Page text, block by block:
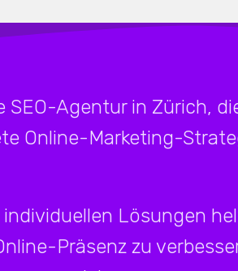
SEO-Agentur in Zürich,
Online-Marketing-
Lösungen
Präsenz zu